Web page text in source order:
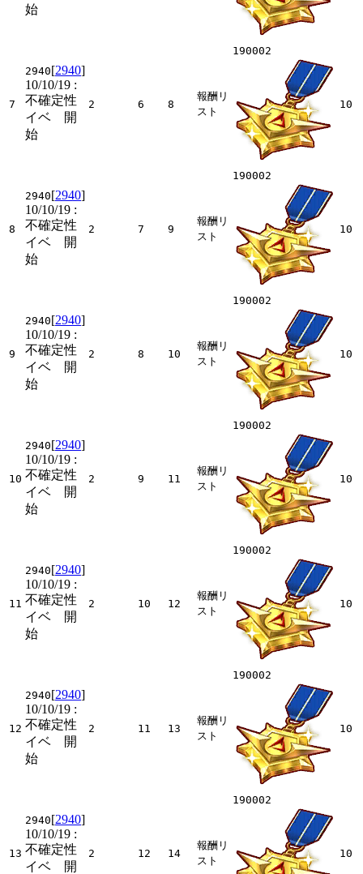
始
7
2940[2940]
10/10/19 :
不確定性
イベ 開
始
2 6 8
報酬リ
スト
190002
10
8
2940[2940]
10/10/19 :
不確定性
イベ 開
始
2 7 9
報酬リ
スト
190002
10
9
2940[2940]
10/10/19 :
不確定性
イベ 開
始
2 8 10
報酬リ
スト
190002
10
10
2940[2940]
10/10/19 :
不確定性
イベ 開
始
2 9 11
報酬リ
スト
190002
10
11
2940[2940]
10/10/19 :
不確定性
イベ 開
始
2 10 12
報酬リ
スト
190002
10
12
2940[2940]
10/10/19 :
不確定性
イベ 開
始
2 11 13
報酬リ
スト
190002
10
13
2940[2940]
10/10/19 :
不確定性
イベ 開
2 12 14
報酬リ
スト
190002
10